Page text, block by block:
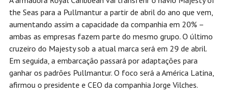
the Seas para a Pullmantur a partir de abril do ano que vem,
aumentando assim a capacidade da companhia em 20% –
ambas as empresas fazem parte do mesmo grupo. O último
cruzeiro do Majesty sob a atual marca será em 29 de abril.
Em seguida, a embarcação passará por adaptações para
ganhar os padrões Pullmantur. O foco será a América Latina,
afirmou o presidente e CEO da companhia Jorge Vilches.